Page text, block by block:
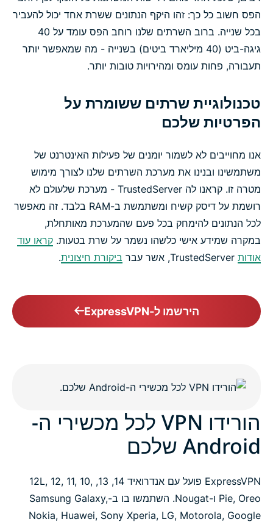
הפס חשוב כל כך: זהו היקף הנתונים ששרת אחד יכול להעביר
בכל שנייה. ברוב השרתים שלנו רוחב הפס עומד על 40
גיגה-ביט (40 מיליארד ביטים) בשנייה - מה שמאפשר יותר
תעבורה, פחות עומס ומהירויות טובות יותר.
טכנולוגיית שרתים ששומרת על
הפרטיות שלכם
אנו מחוייבים לא לשמור יומנים של פעילות האינטרנט של
משתמשינו ובנינו את מערכת השרתים שלנו לצורך מימוש
מטרה זו. קראנו לה TrustedServer - מערכת שלעולם לא
רושמת על דיסק קשיח ומשתמשת ב-RAM בלבד. זה מאפשר
לכל הנתונים להימחק בכל פעם שהמערכת מאותחלת,
במקרה שמידע אישי כלשהו נשמר על שרת בטעות. קראו עוד
אודות
ביקורת חיצונית.
הירשמו ל-ExpressVPN
הורידו VPN לכל מכשירי ה-
Android שלכם
ExpressVPN פועל עם אנדרואיד 14, 13, 12L, 12, 11, 10,
Pie, Oreo ו-Nougat. השתמשו בו ב-Samsung Galaxy,
Nokia, Huawei, Sony Xperia, LG, Motorola, Google